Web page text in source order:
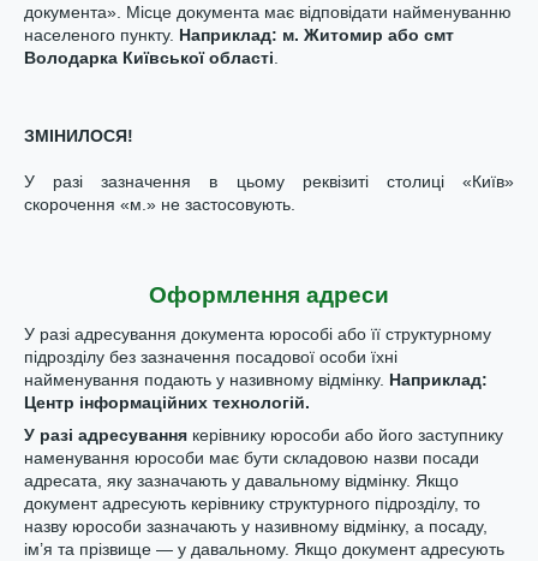
документа». Місце документа має відповідати найменуванню
населеного пункту. Наприклад: м. Житомир або смт
Володарка Київської області
ЗМІНИЛОСЯ!
У разі зазначення в цьому реквізиті столиці «Київ»
скорочення «м.» не застосовують.
Оформлення адреси
У разі адресування документа юрособі або її структурному
підрозділу без зазначення посадової особи їхні
найменування подають у називному відмінку. Наприклад:
Центр інформаційних технологій.
У разі адресування керівнику юрособи або його заступнику
наменування юрособи має бути складовою назви посади
адресата, яку зазначають у давальному відмінку. Якщо
документ адресують керівнику структурного підрозділу, то
назву юрособи зазначають у називному відмінку, а посаду,
ім’я та прізвище — у давальному. Якщо документ адресують